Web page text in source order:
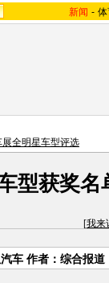
新闻 -
展全明星车型评选
型获奖名
[我来
车 作者：综合报道